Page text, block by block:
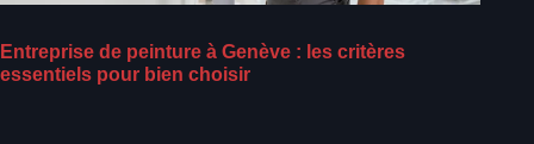
Entreprise de peinture à Genève : les critères
essentiels pour bien choisir